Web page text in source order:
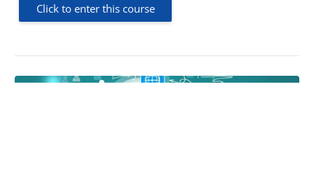
Click to enter this course